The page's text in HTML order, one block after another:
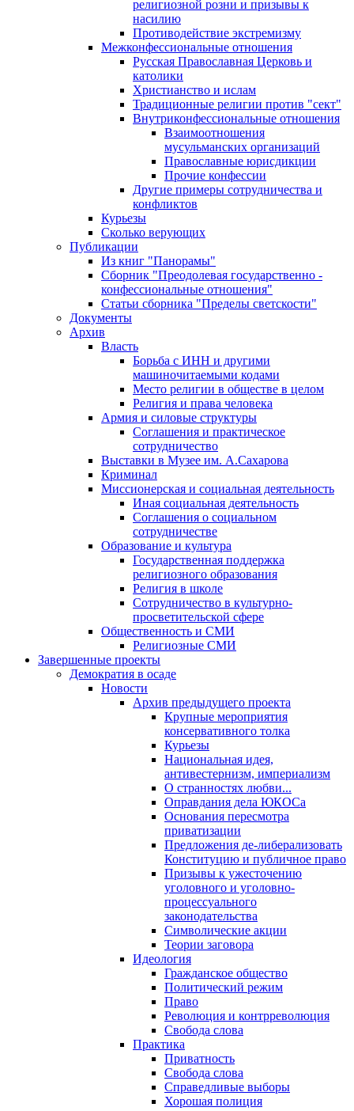
религиозной розни и призывы к
насилию
Противодействие экстремизму
Межконфессиональные отношения
Русская Православная Церковь и
католики
Христианство и ислам
Традиционные религии против "сект"
Внутриконфессиональные отношения
Взаимоотношения
мусульманских организаций
Православные юрисдикции
Прочие конфессии
Другие примеры сотрудничества и
конфликтов
Курьезы
Сколько верующих
Публикации
Из книг "Панорамы"
Сборник "Преодолевая государственно -
конфессиональные отношения"
Статьи сборника "Пределы светскости"
Документы
Архив
Власть
Борьба с ИНН и другими
машиночитаемыми кодами
Место религии в обществе в целом
Религия и права человека
Армия и силовые структуры
Соглашения и практическое
сотрудничество
Выставки в Музее им. А.Сахарова
Криминал
Миссионерская и социальная деятельность
Иная социальная деятельность
Соглашения о социальном
сотрудничестве
Образование и культура
Государственная поддержка
религиозного образования
Религия в школе
Сотрудничество в культурно-
просветительской сфере
Общественность и СМИ
Религиозные СМИ
Завершенные проекты
Демократия в осаде
Новости
Архив предыдущего проекта
Крупные мероприятия
консервативного толка
Курьезы
Национальная идея,
антивестернизм, империализм
О странностях любви...
Оправдания дела ЮКОСа
Основания пересмотра
приватизации
Предложения де-либерализовать
Конституцию и публичное право
Призывы к ужесточению
уголовного и уголовно-
процессуального
законодательства
Символические акции
Теории заговора
Идеология
Гражданское общество
Политический режим
Право
Революция и контрреволюция
Свобода слова
Практика
Приватность
Свобода слова
Справедливые выборы
Хорошая полиция